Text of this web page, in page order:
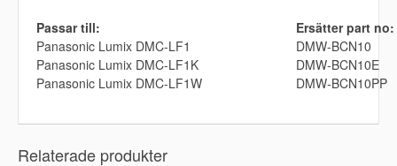
Passar till:
Ersätter part no:
Panasonic Lumix DMC-LF1
Panasonic Lumix DMC-LF1K
Panasonic Lumix DMC-LF1W
DMW-BCN10
DMW-BCN10E
DMW-BCN10PP
Relaterade produkter